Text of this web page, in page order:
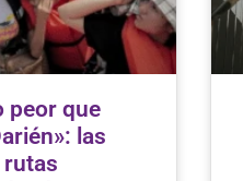
peor que
las